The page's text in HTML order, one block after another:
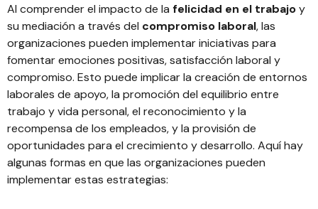
Al comprender el impacto de la felicidad en el trabajoy
su mediación a través del compromiso laboral, las
organizaciones pueden implementar iniciativas para
fomentar emociones positivas, satisfacción laboral y
compromiso. Esto puede implicar la creación de entornos
laborales de apoyo, la promoción del equilibrio entre
trabajo y vida personal, el reconocimiento y la
recompensa de los empleados, y la provisión de
oportunidades para el crecimiento y desarrollo. Aquí hay
algunas formas en que las organizaciones pueden
implementar estas estrategias: